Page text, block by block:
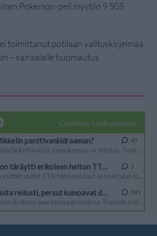
Pokemon-peli myytiin 9 505
toimittanut potilaan valituskirjelmää
– sairaalalle huomautus